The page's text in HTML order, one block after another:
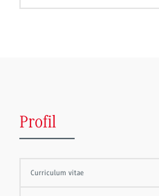
Profil
Curriculum vitae